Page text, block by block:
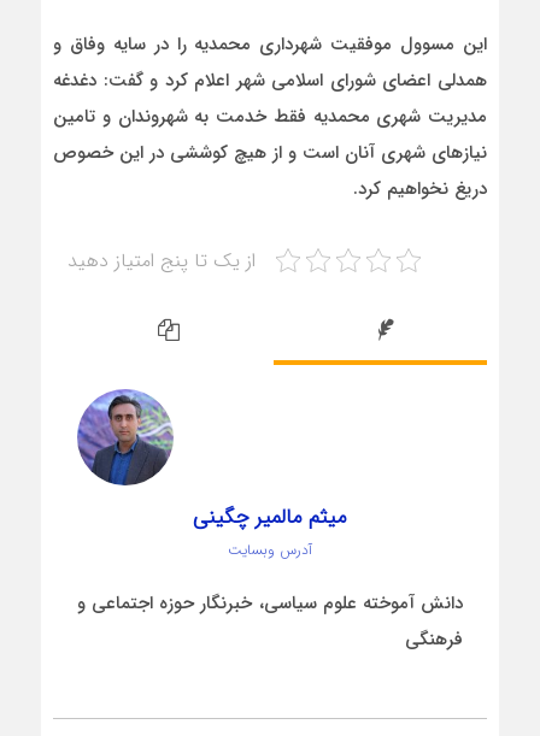
این مسوول موفقیت شهرداری محمدیه را در سایه وفاق و
همدلی اعضای شورای اسلامی شهر اعلام کرد و گفت: دغدغه
مدیریت شهری محمدیه فقط خدمت به شهروندان و تامین
نیازهای شهری آنان است و از هیچ کوششی در این خصوص
دریغ نخواهیم کرد.
از یک تا پنج امتیاز دهید
میثم مالمیر چگینی
آدرس وبسایت
دانش آموخته علوم سیاسی، خبرنگار حوزه اجتماعی و
فرهنگی